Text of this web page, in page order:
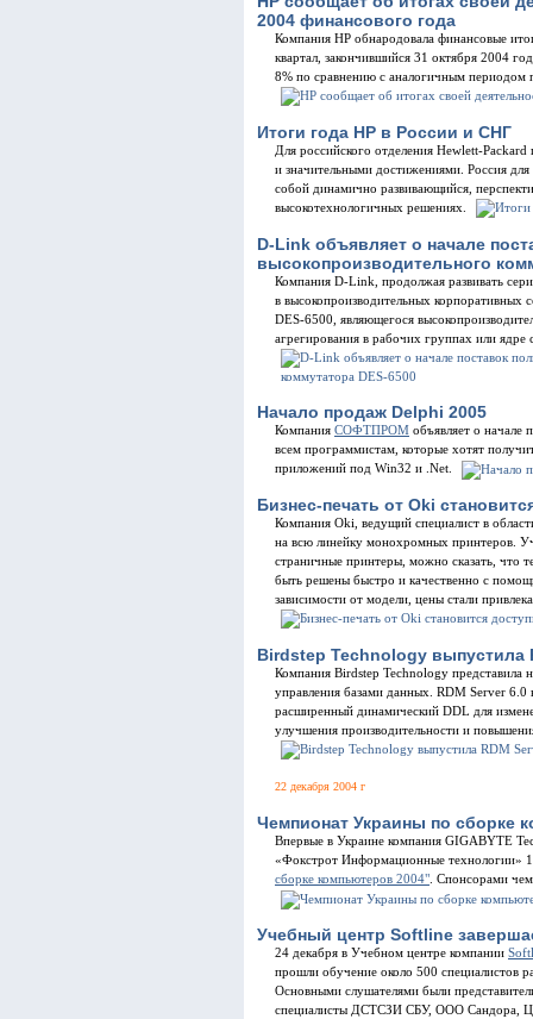
2004 финансового года
Компания HP обнародовала финансовые
квартал, закончившийся 31 октября 2004
8% по сравнению с аналогичным
Итоги года НР в России и СНГ
Для российского отделения Hewlett-
и значительными достижениями. Россия
собой динамично развивающийся,
высокотехнологичных решениях.
D-Link объявляет о начале
высокопроизводительного
Компания D-Link, продолжая развивать
в высокопроизводительных корпоративных
DES-6500, являющегося
агрегирования в рабочих группах или ядре
Начало продаж Delphi 2005
Компания СОФТПРОМ объявляет о
всем программистам, которые хотят
приложений под Win32 и .Net.
Бизнес-печать от Oki
Компания Oki, ведущий специалист в
на всю линейку монохромных принтеров.
страничные принтеры, можно сказать, что
быть решены быстро и качественно с
зависимости от модели, цены стали
Birdstep Technology выпустила
Компания Birdstep Technology представила
управления базами данных. RDM Server
расширенный динамический DDL для
улучшения производительности и
22 декабря 2004 г
Чемпионат Украины по сборке
Впервые в Украине компания GIGABYTE
«Фокстрот Информационные технологии»
сборке компьютеров 2004" . Спонсорами
Учебный центр Softline
24 декабря в Учебном центре компании
прошли обучение около 500 специалистов
Основными слушателями были
специалисты ДСТСЗИ СБУ, ООО Сандора,